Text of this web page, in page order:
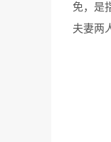
免，是
夫妻两